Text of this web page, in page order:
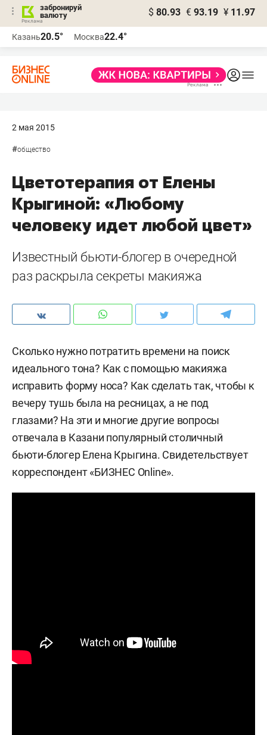
забронируй
валюту
$ 80.93 € 93.19 ¥ 11.97
Казань20.5° Москва22.4°
2 мая 2015
#общество
Цветотерапия от Елены
Крыгиной: «Любому
человеку идет любой цвет»
Известный бьюти-блогер в очередной
раз раскрыла секреты макияжа
Сколько нужно потратить времени на поиск
идеального тона? Как с помощью макияжа
исправить форму носа? Как сделать так, чтобы к
вечеру тушь была на ресницах, а не под
глазами? На эти и многие другие вопросы
отвечала в Казани популярный столичный
бьюти-блогер Елена Крыгина. Свидетельствует
корреспондент «БИЗНЕС Online».